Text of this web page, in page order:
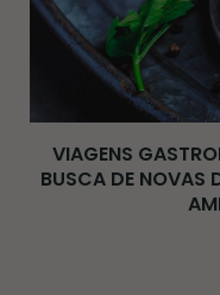
VIAGENS
BUSCA DE NOVAS